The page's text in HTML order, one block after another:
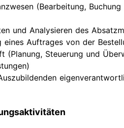
(Bearbeitung,
und Analysieren des
Auftrages von der
(Planung, Steuerung und